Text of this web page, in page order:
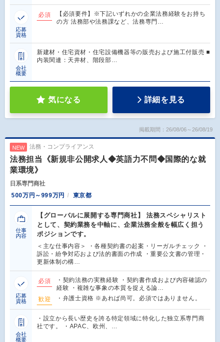
応募
資格
必須
【必須要件】※下記いずれかの企業法務経験をお持ち
の方 法務部や法務課など、法務専門…
会社
概要
新建材・住宅資材・住宅設備機器等の販売および施工付販売 ■
内装関連：天井材、階段部…
気になる 詳細を見る
掲載期間：26/08/06～26/08/19
NEW 法務・コンプライアンス
法務担当《新規非公開求人◆英語力不問◆国際的な就
業環境》
日系専門商社
500万円～999万円
東京都
仕事
内容
【グローバルに展開する専門商社】 法務スペシャリスト
として、契約業務を中軸に、企業法務全般を幅広く担う
ポジションです。
＜主な仕事内容＞ ・各種契約書の起案・リーガルチェック ・
訴訟・紛争対応および法的書面の作成 ・重要公文書の管理・
更新体制の構…
応募
資格
必須
・契約法務の実務経験 ・契約書作成および内容確認の
経験 ・複雑な事象の本質を捉える論…
歓迎
・弁護士資格 ※あれば尚可。必須ではありません。
会社
概要
・設立から長い歴史を誇る特定領域に特化した独立系専門商
社です。 ・APAC、欧州、…